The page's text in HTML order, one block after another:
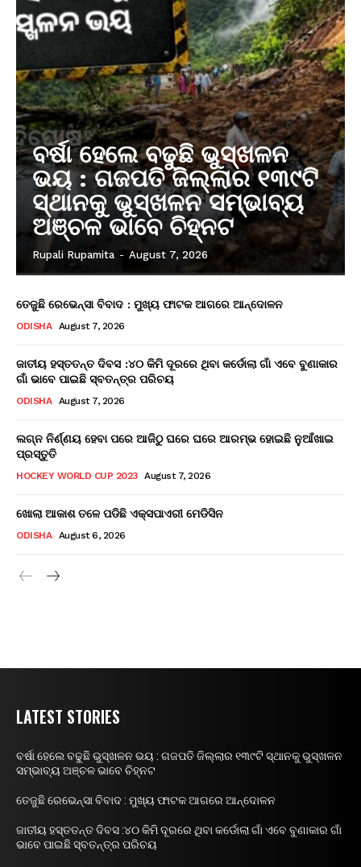
ବର୍ଷା ହେଲେ ବଢୁଛି ଭୁସ୍ଖଳନ
ଭୟ : ଗଜପତି ଜିଲ୍ଲାର ୧୩୯ଟି
ସ୍ଥାନକୁ ଭୁସ୍ଖଳନ ସମ୍ଭାବ୍ୟ
ଅଞ୍ଚଳ ଭାବେ ଚିହ୍ନଟ
Rupali Rupamita - August 7, 2026
ତେଜୁଛି ରେଭେନ୍ସା ବିବାଦ : ମୁଖ୍ୟ ଫାଟକ ଆଗରେ ଆନ୍ଦୋଳନ
ODISHA August 7, 2026
ଜାତୀୟ ହସ୍ତତନ୍ତ ଦିବସ :୪୦ କିମି ଦୂରରେ ଥିବା କର୍ଡୋଲା ଗାଁ ଏବେ ବୁଣାକାର
ଗାଁ ଭାବେ ପାଇଛି ସ୍ବତନ୍ତ୍ର ପରିଚୟ
ODISHA August 7, 2026
ଲଗ୍ନ ନିର୍ଣ୍ଣୟ ହେବା ପରେ ଆଜିଠୁ ଘରେ ଘରେ ଆରମ୍ଭ ହୋଇଛି ନୁଆଁଖାଇ
ପ୍ରସ୍ତୁତି
HOCKEY WORLD CUP 2023 August 7, 2026
ଖୋଲା ଆକାଶ ତଳେ ପଡିଛି ଏକ୍ସପାଏରୀ ମେଡିସିନ
ODISHA August 6, 2026
LATEST STORIES
ବର୍ଷା ହେଲେ ବଢୁଛି ଭୁସ୍ଖଳନ ଭୟ : ଗଜପତି ଜିଲ୍ଲାର ୧୩୯ଟି ସ୍ଥାନକୁ ଭୁସ୍ଖଳନ
ସମ୍ଭାବ୍ୟ ଅଞ୍ଚଳ ଭାବେ ଚିହ୍ନଟ
ତେଜୁଛି ରେଭେନ୍ସା ବିବାଦ : ମୁଖ୍ୟ ଫାଟକ ଆଗରେ ଆନ୍ଦୋଳନ
ଜାତୀୟ ହସ୍ତତନ୍ତ ଦିବସ :୪୦ କିମି ଦୂରରେ ଥିବା କର୍ଡୋଲା ଗାଁ ଏବେ ବୁଣାକାର ଗାଁ
ଭାବେ ପାଇଛି ସ୍ବତନ୍ତ୍ର ପରିଚୟ